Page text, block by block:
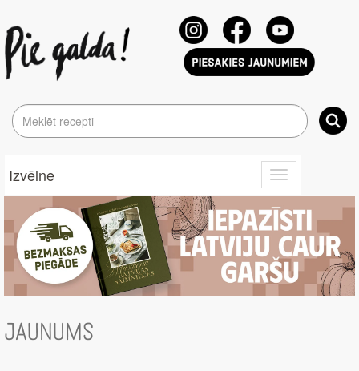
Toggle
navigation
Izvēlne
JAUNUMS